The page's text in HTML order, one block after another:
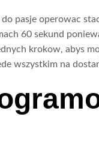
pasje operowac
60 sekund
krokow, abys
wszystkim na